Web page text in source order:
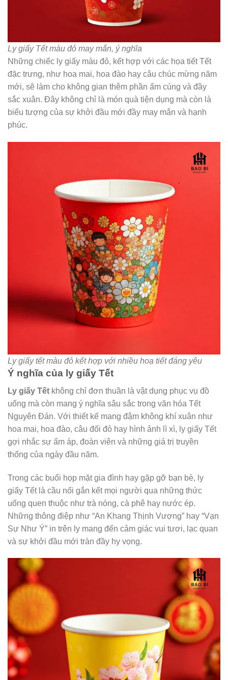
Ly giấy Tết màu đỏ may mắn, ý nghĩa
Những chiếc ly giấy màu đỏ, kết hợp với các họa tiết Tết
đặc trưng, như hoa mai, hoa đào hay câu chúc mừng năm
mới, sẽ làm cho không gian thêm phần ấm cúng và đầy
sắc xuân. Đây không chỉ là món quà tiện dụng mà còn là
biểu tượng của sự khởi đầu mới đầy may mắn và hạnh
phúc.
Ly giấy tết màu đỏ kết hợp với nhiều hoạ tiết đáng yêu
Ý nghĩa của ly giấy Tết
Ly giấy Tết không chỉ đơn thuần là vật dụng phục vụ đồ
uống mà còn mang ý nghĩa sâu sắc trong văn hóa Tết
Nguyên Đán. Với thiết kế mang đậm không khí xuân như
hoa mai, hoa đào, câu đối đỏ hay hình ảnh lì xì, ly giấy Tết
gợi nhắc sự ấm áp, đoàn viên và những giá trị truyền
thống của ngày đầu năm.
Trong các buổi họp mặt gia đình hay gặp gỡ bạn bè, ly
giấy Tết là cầu nối gắn kết mọi người qua những thức
uống quen thuộc như trà nóng, cà phê hay nước ép.
Những thông điệp như “An Khang Thịnh Vượng” hay “Vạn
Sự Như Ý” in trên ly mang đến cảm giác vui tươi, lạc quan
và sự khởi đầu mới tràn đầy hy vọng.